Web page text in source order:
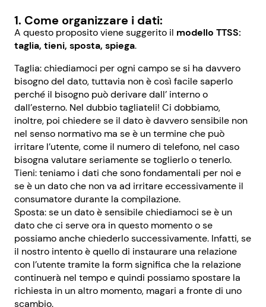
1. Come organizzare i dati:
A questo proposito viene suggerito il modello TTSS:
taglia, tieni, sposta, spiega.
Taglia:chiediamoci per ogni campo se si ha davvero
bisogno del dato, tuttavia non è così facile saperlo
perché il bisogno può derivare dall’ interno o
dall’esterno. Nel dubbio tagliateli! Ci dobbiamo,
inoltre, poi chiedere se il dato è davvero sensibile non
nel senso normativo ma se è un termine che può
irritare l’utente, come il numero di telefono, nel caso
bisogna valutare seriamente se toglierlo o tenerlo.
Tieni:teniamo i dati che sono fondamentali per noi e
se è un dato che non va ad irritare eccessivamente il
consumatore durante la compilazione.
Sposta:se un dato è sensibile chiediamoci se è un
dato che ci serve ora in questo momento o se
possiamo anche chiederlo successivamente. Infatti, se
il nostro intento è quello di instaurare una relazione
con l’utente tramite la form significa che la relazione
continuerà nel tempo e quindi possiamo spostare la
richiesta in un altro momento, magari a fronte di uno
scambio.